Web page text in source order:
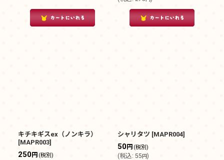
キチキギスex（ノンキラ）
[MAPR003]
250円 (税別)
シャリタツ [MAPR004]
50円 (税別)
(税込: 55円)